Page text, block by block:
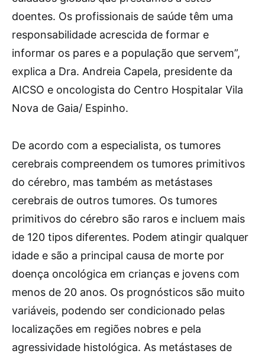
doentes. Os profissionais de saúde têm uma
responsabilidade acrescida de formar e
informar os pares e a população que servem”,
explica a Dra. Andreia Capela, presidente da
AICSO e oncologista do Centro Hospitalar Vila
Nova de Gaia/ Espinho.
De acordo com a especialista, os tumores
cerebrais compreendem os tumores primitivos
do cérebro, mas também as metástases
cerebrais de outros tumores. Os tumores
primitivos do cérebro são raros e incluem mais
de 120 tipos diferentes. Podem atingir qualquer
idade e são a principal causa de morte por
doença oncológica em crianças e jovens com
menos de 20 anos. Os prognósticos são muito
variáveis, podendo ser condicionado pelas
localizações em regiões nobres e pela
agressividade histológica. As metástases de